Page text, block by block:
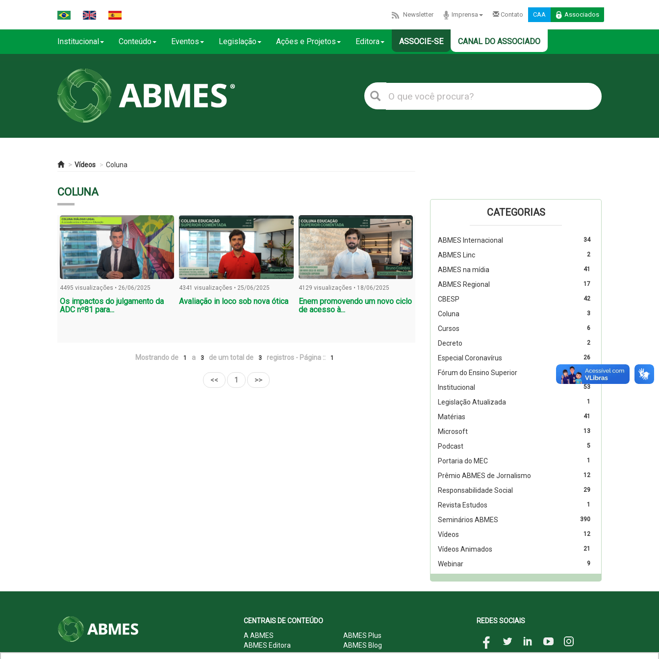
Newsletter Imprensa Contato CAA Associados
Institucional Conteúdo Eventos Legislação Ações e Projetos Editora ASSOCIE-SE CANAL DO ASSOCIADO
Vídeos Coluna
COLUNA
4495 visualizações • 26/06/2025
Os impactos do julgamento da
ADC nº81 para...
4341 visualizações • 25/06/2025
Avaliação in loco sob nova ótica
4129 visualizações • 18/06/2025
Enem promovendo um novo ciclo
de acesso à...
Mostrando de 1 a 3 de um total de 3 registros - Página :: 1
<< 1 >>
CATEGORIAS
34
ABMES Internacional
2
ABMES Linc
41
ABMES na mídia
17
ABMES Regional
42
CBESP
3
Coluna
6
Cursos
2
Decreto
26
Especial Coronavírus
11
Fórum do Ensino Superior
53
Institucional
1
Legislação Atualizada
41
Matérias
13
Microsoft
5
Podcast
1
Portaria do MEC
12
Prêmio ABMES de Jornalismo
29
Responsabilidade Social
1
Revista Estudos
390
Seminários ABMES
12
Vídeos
21
Vídeos Animados
9
Webinar
CENTRAIS DE CONTEÚDO
A ABMES
ABMES Plus
ABMES Editora
ABMES Blog
ABMES LInC
Legislação
REDES SOCIAIS